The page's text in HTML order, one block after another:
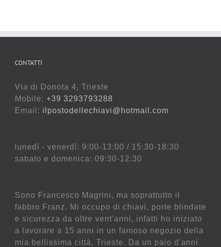
CONTATTI
Via di Donota 4, Trieste
Mobile: +39 3293793288
Email: ilpostodellechiavi@hotmail.com
lunedì - venerdì: 9:00-13:00 / 15:30-18:30
sabato e domenica: 09:30-12:30
Sono Francesco Magrini, ma soprattutto il
fabbro Franz. Mi occupo di chiavi, porte blindate
e sicurezza da oltre vent'anni, infatti ho iniziato
a lavorare a 15 anni in un famoso negozio della
mia bellissima città, Trieste. Da un paio d'anni